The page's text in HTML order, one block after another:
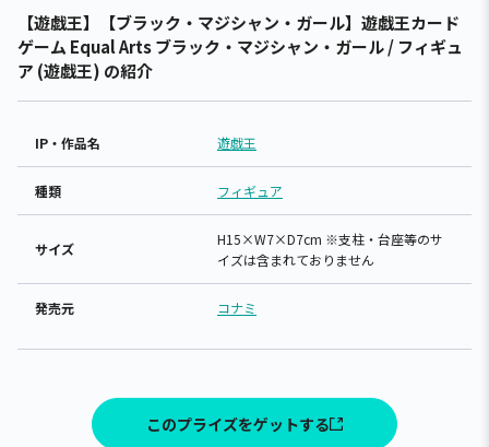
【遊戯王】【ブラック・マジシャン・ガール】遊戯王カード
ゲーム Equal Arts ブラック・マジシャン・ガール / フィギュ
ア (遊戯王) の紹介
IP・作品名 遊戯王
種類 フィギュア
サイズ
H15×W7×D7cm ※支柱・台座等のサ
イズは含まれておりません
発売元 コナミ
このプライズをゲットする